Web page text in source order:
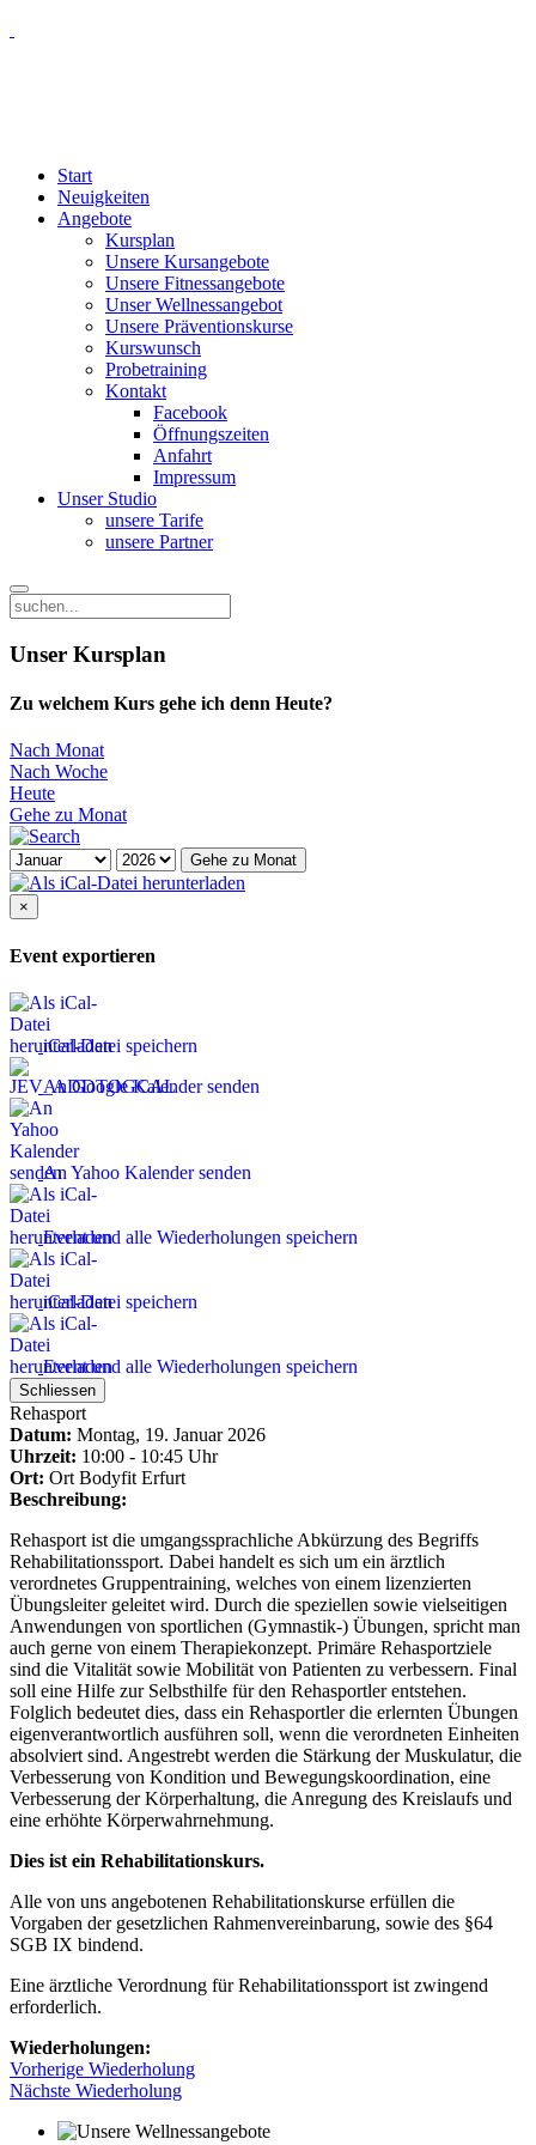
Start
Neuigkeiten
Angebote
Kursplan
Unsere Kursangebote
Unsere Fitnessangebote
Unser Wellnessangebot
Unsere Präventionskurse
Kurswunsch
Probetraining
Kontakt
Facebook
Öffnungszeiten
Anfahrt
Impressum
Unser Studio
unsere Tarife
unsere Partner
Unser Kursplan
Zu welchem Kurs gehe ich denn Heute?
Nach Monat
Nach Woche
Heute
Gehe zu Monat
Gehe zu Monat
×
Event exportieren
iCal-Datei speichern
An Google Kalender senden
An Yahoo Kalender senden
Event und alle Wiederholungen speichern
iCal-Datei speichern
Event und alle Wiederholungen speichern
Schliessen
Rehasport
Datum: Montag, 19. Januar 2026
Uhrzeit: 10:00 - 10:45 Uhr
Ort: Ort Bodyfit Erfurt
Beschreibung:
Rehasport ist die umgangssprachliche Abkürzung des Begriffs
Rehabilitationssport. Dabei handelt es sich um ein ärztlich
verordnetes Gruppentraining, welches von einem lizenzierten
Übungsleiter geleitet wird. Durch die speziellen sowie vielseitigen
Anwendungen von sportlichen (Gymnastik-) Übungen, spricht man
auch gerne von einem Therapiekonzept. Primäre Rehasportziele
sind die Vitalität sowie Mobilität von Patienten zu verbessern. Final
soll eine Hilfe zur Selbsthilfe für den Rehasportler entstehen.
Folglich bedeutet dies, dass ein Rehasportler die erlernten Übungen
eigenverantwortlich ausführen soll, wenn die verordneten Einheiten
absolviert sind. Angestrebt werden die Stärkung der Muskulatur, die
Verbesserung von Kondition und Bewegungskoordination, eine
Verbesserung der Körperhaltung, die Anregung des Kreislaufs und
eine erhöhte Körperwahrnehmung.
Dies ist ein Rehabilitationskurs.
Alle von uns angebotenen Rehabilitationskurse erfüllen die
Vorgaben der gesetzlichen Rahmenvereinbarung, sowie des §64
SGB IX bindend.
Eine ärztliche Verordnung für Rehabilitationssport ist zwingend
erforderlich.
Wiederholungen:
Vorherige Wiederholung
Nächste Wiederholung